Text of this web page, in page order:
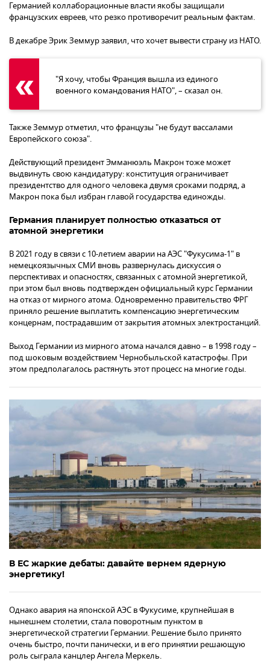
Германией коллаборационные власти якобы защищали
французских евреев, что резко противоречит реальным фактам.
В декабре Эрик Земмур заявил, что хочет вывести страну из НАТО.
"Я хочу, чтобы Франция вышла из единого
военного командования НАТО", – сказал он.
Также Земмур отметил, что французы "не будут вассалами
Европейского союза".
Действующий президент Эмманюэль Макрон тоже может
выдвинуть свою кандидатуру: конституция ограничивает
президентство для одного человека двумя сроками подряд, а
Макрон пока был избран главой государства единожды.
Германия планирует полностью отказаться от
атомной энергетики
В 2021 году в связи с 10-летием аварии на АЭС "Фукусима-1" в
немецкоязычных СМИ вновь развернулась дискуссия о
перспективах и опасностях, связанных с атомной энергетикой,
при этом был вновь подтвержден официальный курс Германии
на отказ от мирного атома. Одновременно правительство ФРГ
приняло решение выплатить компенсацию энергетическим
концернам, пострадавшим от закрытия атомных электростанций.
Выход Германии из мирного атома начался давно – в 1998 году –
под шоковым воздействием Чернобыльской катастрофы. При
этом предполагалось растянуть этот процесс на многие годы.
В ЕС жаркие дебаты: давайте вернем ядерную
энергетику!
Однако авария на японской АЭС в Фукусиме, крупнейшая в
нынешнем столетии, стала поворотным пунктом в
энергетической стратегии Германии. Решение было принято
очень быстро, почти панически, и в его принятии решающую
роль сыграла канцлер Ангела Меркель.